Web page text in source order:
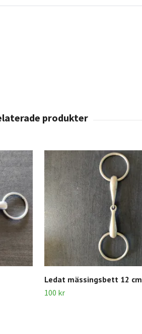
Ledat mässingsbett 12 cm
100 kr